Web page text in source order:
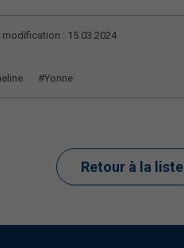
: 15.03.2024
#Yonne
Retour à la liste